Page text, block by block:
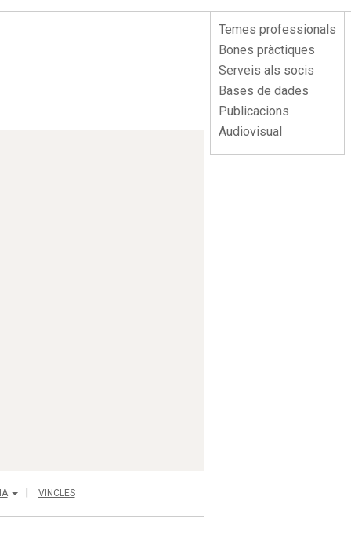
Menu
lateral
Temes professionals
Bones pràctiques
Serveis als socis
Bases de dades
Publicacions
Audiovisual
VINCLES